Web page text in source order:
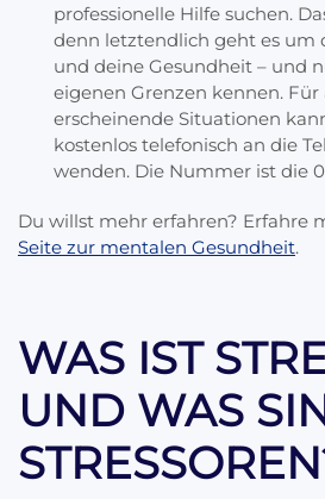
professionelle Hilfe suchen.
denn letztendlich geht es um
und deine Gesundheit – und
eigenen Grenzen kennen. Für
erscheinende Situationen
kostenlos telefonisch an die
wenden. Die Nummer ist die
Du willst mehr erfahren? Erfahre
Seite zur mentalen Gesundheit.
WAS IST
UND WAS